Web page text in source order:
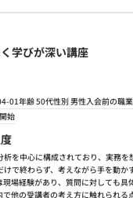
な部類に入りますが、提供される
厚い転職サポートを考慮すれば、
たワークショップなど、受講料に
、将来的な年収アップの可能性を
います。講師の質も安定しており
サポートの満足度
よるサポートが想像以上に手厚く
グ未経験である自分の経歴を、い
という視点で徹底的に磨き上げて
学びが深い講座
01年齢 50代性別 男性入会前の職
始
析を中心に構成されており、実務を
で終わらず、考えながら手を動か
場経験があり、質問に対しても具
他の受講者の考え方に触れられる